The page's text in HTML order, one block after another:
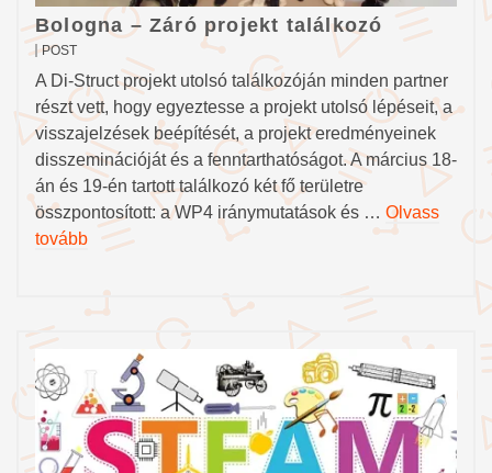
Bologna – Záró projekt találkozó
POST
A Di-Struct projekt utolsó találkozóján minden partner
részt vett, hogy egyeztesse a projekt utolsó lépéseit, a
visszajelzések beépítését, a projekt eredményeinek
disszeminációját és a fenntarthatóságot. A március 18-
án és 19-én tartott találkozó két fő területre
összpontosított: a WP4 iránymutatások és … Olvass
tovább